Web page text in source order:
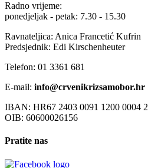
Radno vrijeme:
ponedjeljak - petak: 7.30 - 15.30
Ravnateljica: Anica Francetić Kufrin
Predsjednik: Edi Kirschenheuter
Telefon: 01 3361 681
E-mail: info@crvenikrizsamobor.hr
IBAN: HR67 2403 0091 1200 0004 2
OIB: 60600026156
Pratite nas